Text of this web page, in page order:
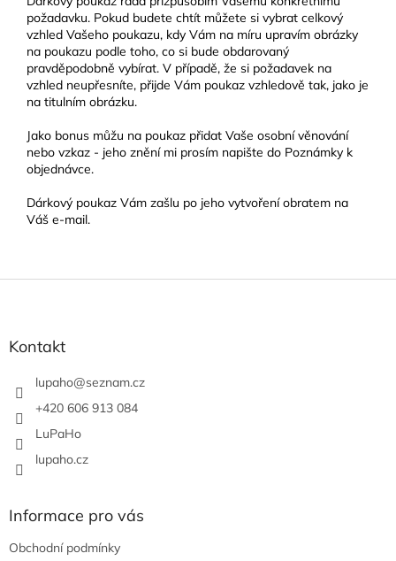
požadavku. Pokud budete chtít můžete si vybrat celkový
vzhled Vašeho poukazu, kdy Vám na míru upravím obrázky
na poukazu podle toho, co si bude obdarovaný
pravděpodobně vybírat. V případě, že si požadavek na
vzhled neupřesníte, přijde Vám poukaz vzhledově tak, jako je
na titulním obrázku.
Jako bonus můžu na poukaz přidat Vaše osobní věnování
nebo vzkaz - jeho znění mi prosím napište do Poznámky k
objednávce.
Dárkový poukaz Vám zašlu po jeho vytvoření obratem na
Váš e-mail.
Kontakt
lupaho@seznam.cz
+420 606 913 084
LuPaHo
lupaho.cz
Informace pro vás
Obchodní podmínky